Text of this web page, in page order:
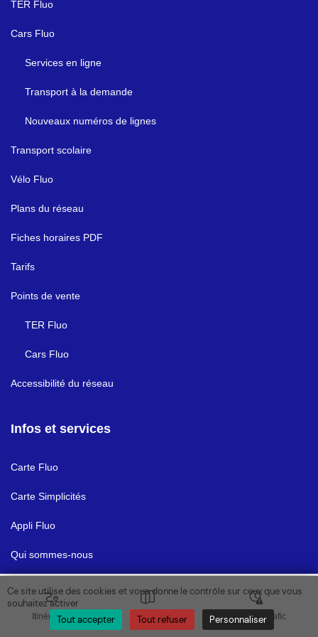
TER Fluo
Cars Fluo
Services en ligne
Transport à la demande
Nouveaux numéros de lignes
Transport scolaire
Vélo Fluo
Plans du réseau
Fiches horaires PDF
Tarifs
Points de vente
TER Fluo
Cars Fluo
Accessibilité du réseau
Infos et services
Carte Fluo
Carte Simplicités
Appli Fluo
Qui sommes-nous
Aide et contact
Itinéraires Plan Horaires / Trafic
Ce site utilise des cookies et vous donne le contrôle sur ceux que vous
souhaitez activer
Tout accepter
Tout refuser Personnaliser